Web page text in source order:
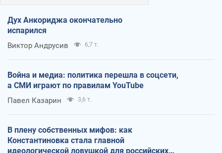
Дух Анкориджа окончательно
испарился
Виктор Андрусив 6,7 т.
Война и медиа: политика перешла в соцсети,
а СМИ играют по правилам YouTube
Павел Казарин 3,6 т.
В плену собственных мифов: как
Константиновка стала главной
идеологической ловушкой для российских